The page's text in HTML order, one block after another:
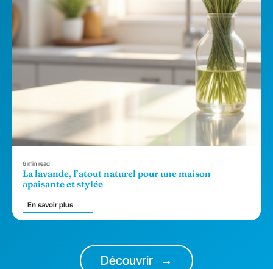
6 min read
La lavande, l’atout naturel pour une maison
apaisante et stylée
En savoir plus
Découvrir